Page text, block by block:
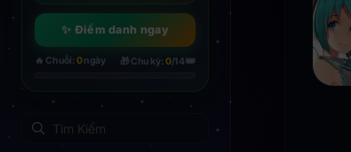
✨ Điểm danh ngay
🔥 Chuỗi: 0ngày 🎁 Chu kỳ:0/14👑